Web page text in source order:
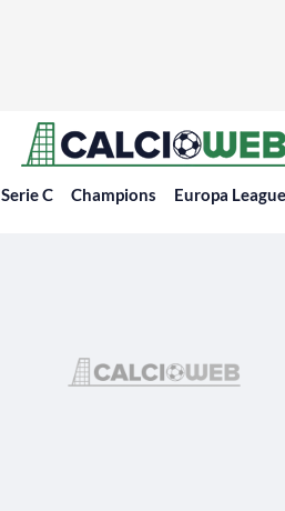
Serie C Champions Europa League